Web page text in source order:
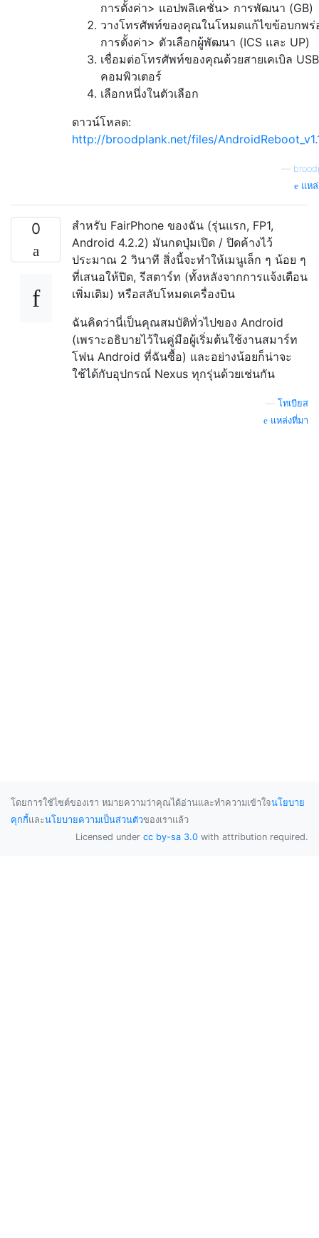
การตั้งค่า> แอปพลิเคชั่น> การพัฒนา (GB)
วางโทรศัพท์ของคุณในโหมดแก้ไขข้อบกพร่
การตั้งค่า> ตัวเลือกผู้พัฒนา (ICS และ UP)
เชื่อมต่อโทรศัพท์ของคุณด้วยสายเคเบิล
คอมพิวเตอร์
เลือกหนึ่งในตัวเลือก
ดาวน์โหลด:
http://broodplank.net/files/
แห
0
สำหรับ FairPhone ของฉัน (รุ่นแรก, FP1,
Android 4.2.2) มันกดปุ่มเปิด / ปิดค้างไว้
ประมาณ 2 วินาที สิ่งนี้จะทำให้เมนูเล็ก ๆ น้อย ๆ
ที่เสนอให้ปิด, รีสตาร์ท (ทั้งหลังจากการแจ้งเตือน
เพิ่มเติม) หรือสลับโหมดเครื่องบิน
ฉันคิดว่านี่เป็นคุณสมบัติทั่วไปของ Android
(เพราะอธิบายไว้ในคู่มือผู้เริ่มต้นใช้งานสมาร์ท
โฟน Android ที่ฉันซื้อ) และอย่างน้อยก็น่าจะ
ใช้ได้กับอุปกรณ์ Nexus ทุกรุ่นด้วยเช่นกัน
โทเบียส
แหล่งที่มา
โดยการใช้ไซต์ของเรา หมายความว่าคุณได้อ่านและทำความเข้าใจนโยบาย
คุกกี้และนโยบายความเป็นส่วนตัวของเราแล้ว
Licensed under cc by-sa 3.0 with attribution required.